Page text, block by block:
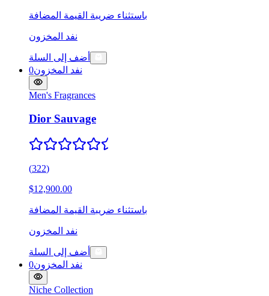
باستثناء ضريبة القيمة المضافة
نفد المخزون
أضف إلى السلة
نفد المخزون0
Men's Fragrances
Dior Sauvage
(322)
$12,900.00
باستثناء ضريبة القيمة المضافة
نفد المخزون
أضف إلى السلة
نفد المخزون0
Niche Collection